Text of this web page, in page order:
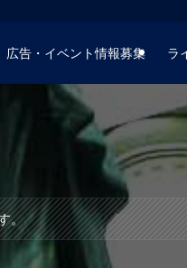
広告・イベント情報募集 ラ
。